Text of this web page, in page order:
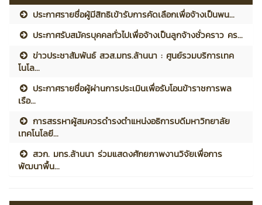
ประกาศรายชื่อผู้มีสิทธิเข้ารับการคัดเลือกเพื่อจ้างเป็นพน...
ประกาศรับสมัครบุคคลทั่วไปเพื่อจ้างเป็นลูกจ้างชั่วคราว คร...
ข่าวประชาสัมพันธ์ สวส.มทร.ล้านนา : ศูนย์รวมบริการเทค
โนโล...
ประกาศรายชื่อผู้ผ่านการประเมินเพื่อรับโอนข้าราชการพล
เรือ...
การสรรหาผู้สมควรดำรงตำแหน่งอธิการบดีมหาวิทยาลัย
เทคโนโลยี...
สวก. มทร.ล้านนา ร่วมแสดงศักยภาพงานวิจัยเพื่อการ
พัฒนาพื้น...